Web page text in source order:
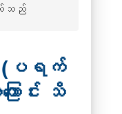
ယ်သည်
(ပရက်
ာင်း သိ